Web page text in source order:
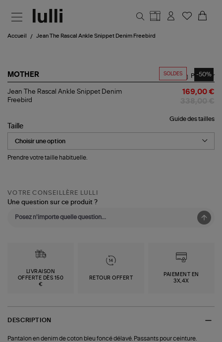
Accueil Jean The Rascal Ankle Snippet Denim Freebird
SOLDES -50%
MOTHER
Jean
The
Snippet
Denim
Freebird
Partager
Jean The Rascal Ankle Snippet Denim
Freebird
169,00 €
Guide des tailles
Taille
Prendre votre taille habituelle.
VOTRE CONSEILLÈRE LULLI
Une question sur ce produit ?
LIVRAISON
OFFERTE DÈS 150
€
RETOUR OFFERT
PAIEMENT EN
3X,4X
DESCRIPTION
Pantalon en denim de coton bleu foncé délavé. Passants pour ceinture.